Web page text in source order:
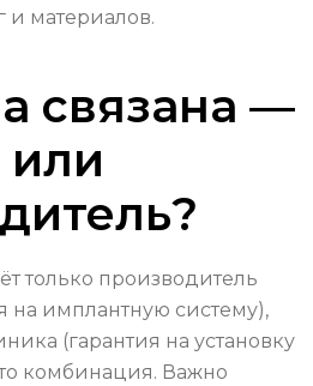
и материалов.
связана —
или
только производитель
на имплантную систему),
(гарантия на установку
комбинация. Важно